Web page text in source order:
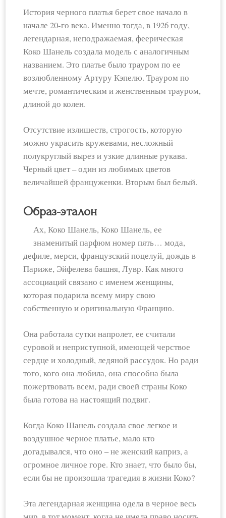
История черного платья берет свое начало в
начале 20-го века. Именно тогда, в 1926 году,
легендарная, неподражаемая, феерическая
Коко Шанель создала модель с аналогичным
названием. Это платье было трауром по ее
возлюбленному Артуру Кэпелю. Трауром по
мечте, романтическим и женственным трауром,
длиной до колен.
Отсутствие излишеств, строгость, которую
можно украсить кружевами, несложный
полукруглый вырез и узкие длинные рукава.
Черный цвет – один из любимых цветов
величайшей француженки. Вторым был белый.
Образ-эталон
Ах, Коко Шанель, Коко Шанель, ее
знаменитый парфюм номер пять… мода,
дефиле, мерси, французский поцелуй, дождь в
Париже, Эйфелева башня, Лувр. Как много
ассоциаций связано с именем женщины,
которая подарила всему миру свою
собственную и оригинальную Францию.
Она работала сутки напролет, ее считали
суровой и неприступной, имеющей черствое
сердце и холодный, ледяной рассудок. Но ради
того, кого она любила, она способна была
пожертвовать всем, ради своей страны Коко
была готова на настоящий подвиг.
Когда Коко Шанель создала свое легкое и
воздушное черное платье, мало кто
догадывался, что оно – не женский каприз, а
огромное личное горе. Кто знает, что было бы,
если бы не произошла трагедия в жизни Коко?
Эта легендарная женщина одела в черное весь